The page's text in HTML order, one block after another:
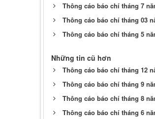
Thông cáo báo chí tháng 7
Thông cáo báo chí tháng 03
Thông cáo báo chí tháng 5
Những tin cũ hơn
Thông cáo báo chí tháng 12
Thông cáo báo chí tháng 9
Thông cáo báo chí tháng 8
Thông cáo báo chí tháng 6